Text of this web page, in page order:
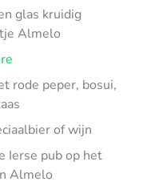
glas kruidig
Almelo
rode peper, bosui,
of wijn
Ierse pub op het
Almelo